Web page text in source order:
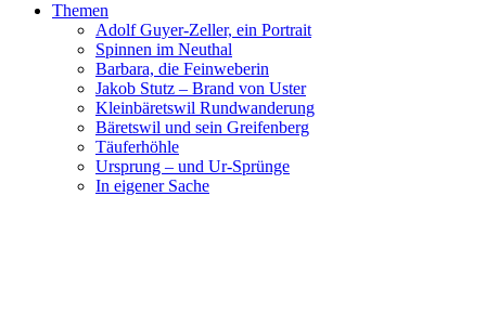
Themen
Adolf Guyer-Zeller, ein Portrait
Spinnen im Neuthal
Barbara, die Feinweberin
Jakob Stutz – Brand von Uster
Kleinbäretswil Rundwanderung
Bäretswil und sein Greifenberg
Täuferhöhle
Ursprung – und Ur-Sprünge
In eigener Sache